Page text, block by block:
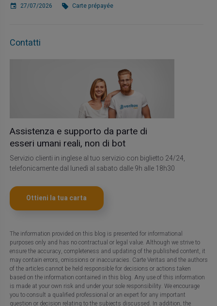
27/07/2026 Carte prépayée
Contatti
Assistenza e supporto da parte di
esseri umani reali, non di bot
Servizio clienti in inglese al tuo servizio con biglietto 24/24,
telefonicamente dal lunedì al sabato dalle 9h alle 18h30
Ottieni la tua carta
The information provided on this blog is presented for informational
purposes only and has no contractual or legal value. Although we strive to
ensure the accuracy, completeness and updating of the published content, it
may contain errors, omissions or inaccuracies. Carte Veritas and the authors
of the articles cannot be held responsible for decisions or actions taken
based on the information contained in this blog. Any use of this information
is made at your own risk and under your sole responsibility. We encourage
you to consult a qualified professional or an expert for any important
question or decision relating to the subjects discussed. In addition, the